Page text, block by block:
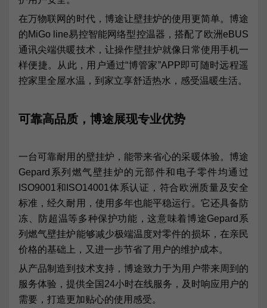
在万物联网的时代，博途让壁挂炉的使用更简单。博途
的MiGo line易控智能网络型控温器，搭配了欧洲eBUS
通讯尖端供暖技术，让操作壁挂炉就像日常使用手机一
样便捷。从此，用户通过“博管家”APP即可随时远程遥
控家里全屋水温，到家立享舒适热水，感受温暖生活。
可靠高品质，博途展现专业优势
一台可靠耐用的壁挂炉，能带来省心的采暖体验。博途
Gepard系列燃气壁挂炉的元部件和电子零件均通过
ISO9001和ISO14001体系认证，符合欧洲质量及安全
标准，经久耐用，使用多年也能平稳运行。它还具备防
冻、防超温等多种保护功能，这意味着博途Gepard系
列燃气壁挂炉能够减少极端温度对零件的损坏，在亲民
价格的基础上，又进一步节省了用户的维护成本。
从产品制造到技术支持，博途致力于为用户带来周到的
服务体验，提供全国24小时在线服务，及时响应用户的
需要，打造更加贴心的使用感受。